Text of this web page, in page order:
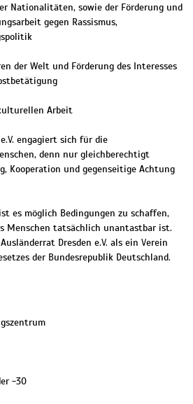
Nationalitäten, sowie der Förderung und
gegen Rassismus,
der Welt und Förderung des Interesses
Arbeit
engagiert sich für die
denn nur gleichberechtigt
Kooperation und gegenseitige Achtung
es möglich Bedingungen zu schaffen,
Menschen tatsächlich unantastbar ist.
Dresden e.V. als ein Verein
der Bundesrepublik Deutschland.
-30